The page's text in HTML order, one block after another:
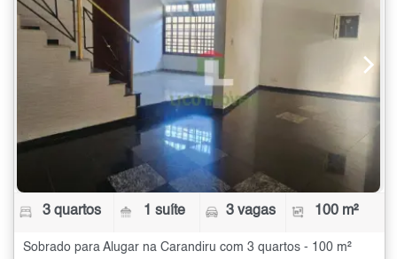
3 quartos 1 suíte 3 vagas 100 m²
Sobrado para Alugar na Carandiru com 3 quartos - 100 m²